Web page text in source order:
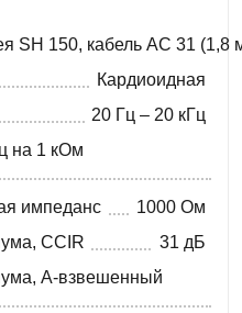
SH 150, кабель AC 31 (1,8
Кардиоидная
20 Гц – 20 кГц
на 1 кОм
импеданс
1000 Ом
CCIR
31 дБ
A-взвешенный